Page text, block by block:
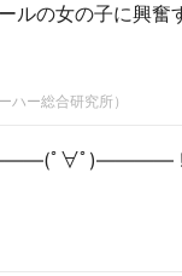
ルの女の子に興奮
ハー総合研究所）
ﾀ―――(ﾟ∀ﾟ)―――― !!